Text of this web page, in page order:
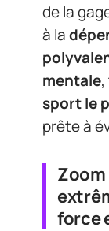
de la
à la
mentale
sport le
prête à
force